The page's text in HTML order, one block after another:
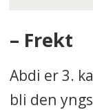
– Frekt
Abdi er 3.
bli den